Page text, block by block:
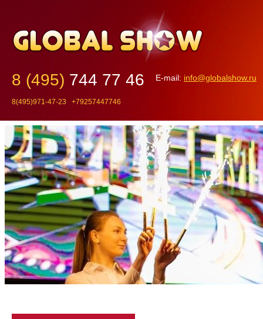
8 (495) 744 77 46
8(495)971-47-23 +79257447746
E-mail: info@globalshow.ru